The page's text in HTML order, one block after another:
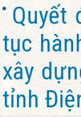
Quyết
tục
xây
tỉnh